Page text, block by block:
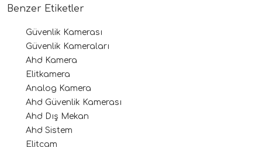
Benzer Etiketler
Güvenlik Kamerası
Güvenlik Kameraları
Ahd Kamera
Elitkamera
Analog Kamera
Ahd Güvenlik Kamerası
Ahd Dış Mekan
Ahd Sistem
Elitcam